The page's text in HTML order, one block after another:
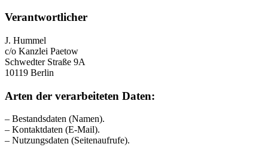
Verantwortlicher
J. Hummel
c/o Kanzlei Paetow
Schwedter Straße 9A
10119 Berlin
Arten der verarbeiteten Daten:
– Bestandsdaten (Namen).
– Kontaktdaten (E-Mail).
– Nutzungsdaten (Seitenaufrufe).